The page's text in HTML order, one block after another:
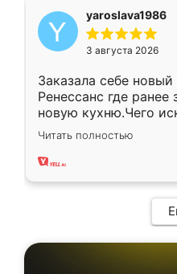
yaroslava1986
3 августа 2026
Заказала себе
Ренессанс где ранее
новую кухню.Чего
вполне довольна.
два года, нареканий
Читать полностью